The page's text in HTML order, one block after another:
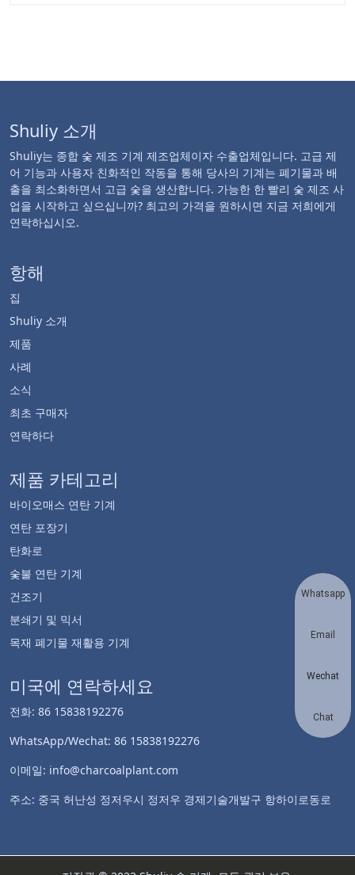
Shuliy 소개
Shuliy는 종합 숯 제조 기계 제조업체이자 수출업체입니다. 고급 제
어 기능과 사용자 친화적인 작동을 통해 당사의 기계는 폐기물과 배
출을 최소화하면서 고급 숯을 생산합니다. 가능한 한 빨리 숯 제조 사
업을 시작하고 싶으십니까? 최고의 가격을 원하시면 지금 저희에게
연락하십시오.
항해
집
Shuliy 소개
제품
사례
소식
최초 구매자
연락하다
제품 카테고리
바이오매스 연탄 기계
연탄 포장기
탄화로
숯불 연탄 기계
건조기
분쇄기 및 믹서
목재 폐기물 재활용 기계
미국에 연락하세요
전화: 86 15838192276
WhatsApp/Wechat: 86 15838192276
이메일: info@charcoalplant.com
주소: 중국 허난성 정저우시 정저우 경제기술개발구 항하이로동로
Whatsapp
Email
Wechat
Chat